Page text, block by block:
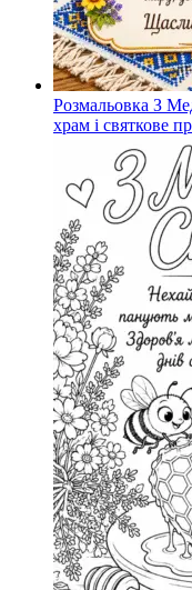
Розмальовка З
храм і святкове